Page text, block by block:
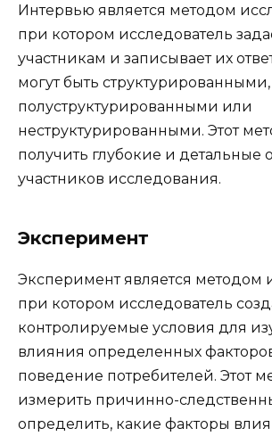
Интервью является методом
при котором исследователь
участникам и записывает их
могут быть структурированными,
полуструктурированными или
неструктурированными. Этот
получить глубокие и детальные
участников исследования.
Эксперимент
Эксперимент является методом
при котором исследователь
контролируемые условия для
влияния определенных
поведение потребителей. Этот
измерить причинно-
определить, какие факторы